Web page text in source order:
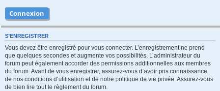
S’ENREGISTRER
Vous devez être enregistré pour vous connecter. L’enregistrement ne prend
que quelques secondes et augmente vos possibilités. L’administrateur du
forum peut également accorder des permissions additionnelles aux membres
du forum. Avant de vous enregistrer, assurez-vous d’avoir pris connaissance
de nos conditions d’utilisation et de notre politique de vie privée. Assurez-vous
de bien lire tout le règlement du forum.